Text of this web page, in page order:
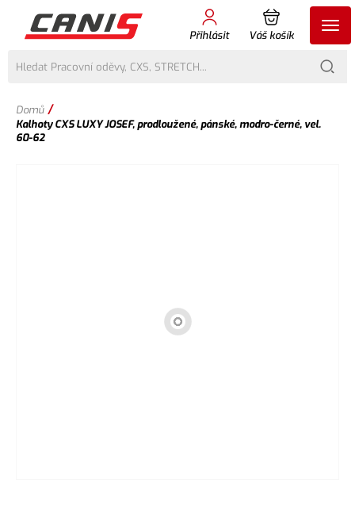
Přihlásit Váš košík
Domů /
Kalhoty CXS LUXY JOSEF, prodloužené, pánské, modro-černé, vel.
60-62